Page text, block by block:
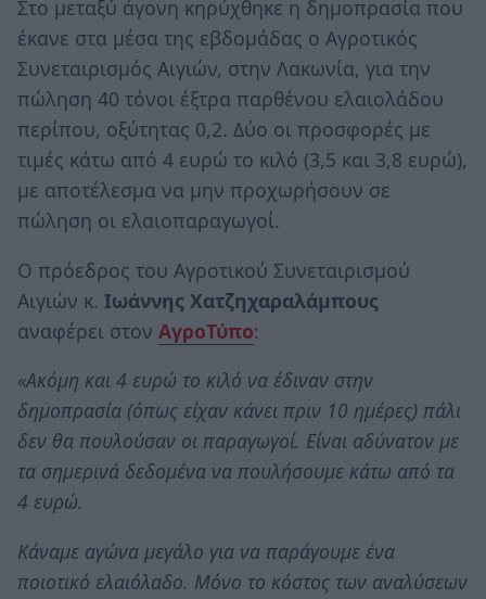
Στο μεταξύ άγονη κηρύχθηκε η δημοπρασία που
έκανε στα μέσα της εβδομάδας ο Αγροτικός
Συνεταιρισμός Αιγιών, στην Λακωνία, για την
πώληση 40 τόνοι έξτρα παρθένου ελαιολάδου
περίπου, οξύτητας 0,2. Δύο οι προσφορές με
τιμές κάτω από 4 ευρώ το κιλό (3,5 και 3,8 ευρώ),
με αποτέλεσμα να μην προχωρήσουν σε
πώληση οι ελαιοπαραγωγοί.
Ο πρόεδρος του Αγροτικού Συνεταιρισμού
Αιγιών κ. Ιωάννης Χατζηχαραλάμπους
αναφέρει στον ΑγροΤύπο:
«Ακόμη και 4 ευρώ το κιλό να έδιναν στην
δημοπρασία (όπως είχαν κάνει πριν 10 ημέρες) πάλι
δεν θα πουλούσαν οι παραγωγοί. Είναι αδύνατον με
τα σημερινά δεδομένα να πουλήσουμε κάτω από τα
4 ευρώ.
Κάναμε αγώνα μεγάλο για να παράγουμε ένα
ποιοτικό ελαιόλαδο. Μόνο το κόστος των αναλύσεων